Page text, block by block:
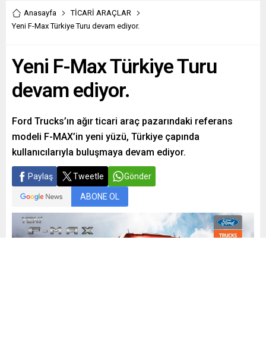
Anasayfa
TİCARİ ARAÇLAR
Yeni F-Max Türkiye Turu devam ediyor.
Yeni F-Max Türkiye Turu
devam ediyor.
Ford Trucks’ın ağır ticari araç pazarındaki referans
modeli F-MAX’in yeni yüzü, Türkiye çapında
kullanıcılarıyla buluşmaya devam ediyor.
Paylaş Tweetle Gönder
ABONE OL